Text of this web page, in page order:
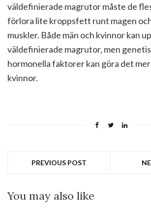
väldefinierade magrutor måste de
förlora lite kroppsfett runt magen
muskler. Både män och kvinnor kan
väldefinierade magrutor, men
hormonella faktorer kan göra det
kvinnor.
PREVIOUS POST
You may also like